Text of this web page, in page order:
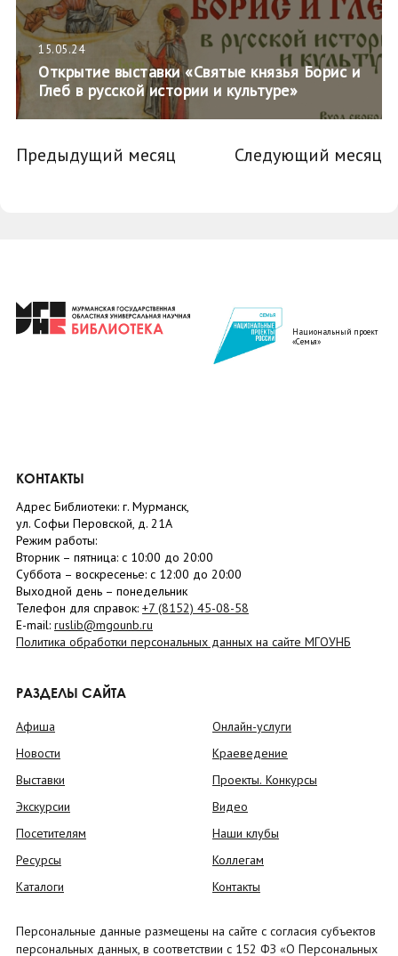
15.05.24
Открытие выставки «Святые князья Борис и
Глеб в русской истории и культуре»
Предыдущий месяц Следующий месяц
Национальный проект
«Семья»
КОНТАКТЫ
Адрес Библиотеки: г. Мурманск,
ул. Софьи Перовской, д. 21А
Режим работы:
Вторник – пятница: с 10:00 до 20:00
Суббота – воскресенье: c 12:00 до 20:00
Выходной день – понедельник
Телефон для справок: +7 (8152) 45-08-58
E-mail: ruslib@mgounb.ru
Политика обработки персональных данных на сайте МГОУНБ
РАЗДЕЛЫ САЙТА
Афиша
Новости
Выставки
Экскурсии
Посетителям
Ресурсы
Каталоги
Онлайн-услуги
Краеведение
Проекты. Конкурсы
Видео
Наши клубы
Коллегам
Контакты
Персональные данные размещены на сайте с согласия субъектов
персональных данных, в соответствии с 152 ФЗ «О Персональных